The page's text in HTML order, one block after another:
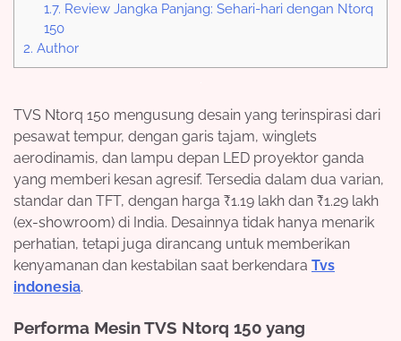
1.7. Review Jangka Panjang: Sehari-hari dengan Ntorq
150
2. Author
TVS Ntorq 150 mengusung desain yang terinspirasi dari
pesawat tempur, dengan garis tajam, winglets
aerodinamis, dan lampu depan LED proyektor ganda
yang memberi kesan agresif. Tersedia dalam dua varian,
standar dan TFT, dengan harga ₹1.19 lakh dan ₹1.29 lakh
(ex-showroom) di India. Desainnya tidak hanya menarik
perhatian, tetapi juga dirancang untuk memberikan
kenyamanan dan kestabilan saat berkendara Tvs
indonesia.
Performa Mesin TVS Ntorq 150 yang